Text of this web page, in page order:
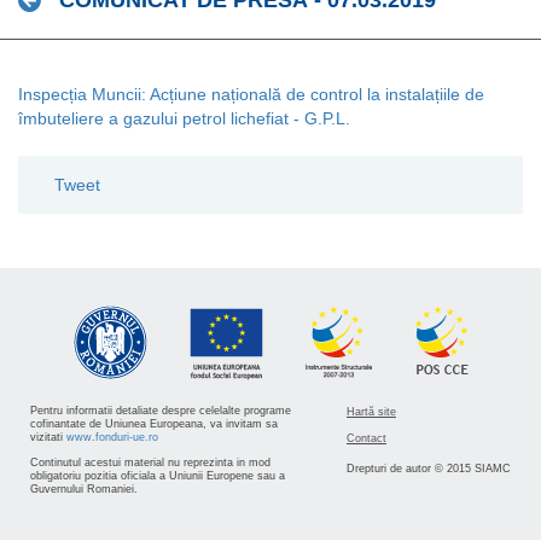
Inspecția Muncii: Acțiune națională de control la instalațiile de
îmbuteliere a gazului petrol lichefiat - G.P.L.
Tweet
Pentru informatii detaliate despre celelalte programe
cofinantate de Uniunea Europeana, va invitam sa
vizitati www.fonduri-ue.ro
Continutul acestui material nu reprezinta in mod
obligatoriu pozitia oficiala a Uniunii Europene sau a
Guvernului Romaniei.
Hartă site
Contact
Drepturi de autor © 2015 SIAMC